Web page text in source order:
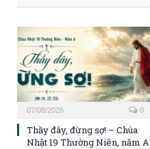
07/08/2026 0
Thầy đây, đừng sợ! – Chúa
Nhật 19 Thường Niên, năm A